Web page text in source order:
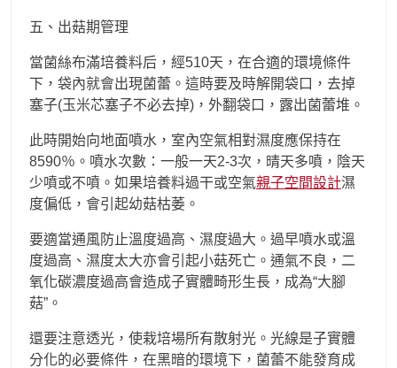
五、出菇期管理
當菌絲布滿培養料后，經510天，在合適的環境條件
下，袋內就會出現菌蕾。這時要及時解開袋口，去掉
塞子(玉米芯塞子不必去掉)，外翻袋口，露出菌蕾堆。
此時開始向地面噴水，室內空氣相對濕度應保持在
8590％。噴水次數：一般一天2-3次，晴天多噴，陰天
少噴或不噴。如果培養料過干或空氣親子空間設計濕
度偏低，會引起幼菇枯萎。
要適當通風防止溫度過高、濕度過大。過早噴水或溫
度過高、濕度太大亦會引起小菇死亡。通氣不良，二
氧化碳濃度過高會造成子實體畸形生長，成為“大腳
菇”。
還要注意透光，使栽培場所有散射光。光線是子實體
分化的必要條件，在黑暗的環境下，菌蕾不能發育成